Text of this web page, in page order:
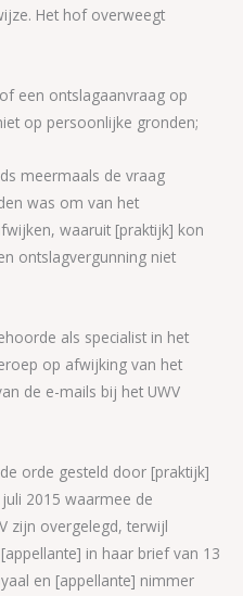
Het hof overweegt
een ontslagaanvraag op
op persoonlijke gronden;
meermaals de vraag
was om van het
waaruit [praktijk] kon
ontslagvergunning niet
als specialist in het
op afwijking van het
de e-mails bij het UWV
orde gesteld door [praktijk]
2015 waarmee de
zijn overgelegd, terwijl
in haar brief van 13
en [appellante] nimmer